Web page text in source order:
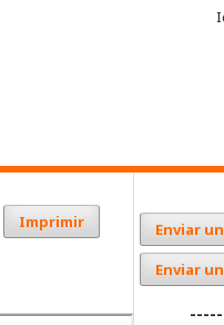
Imprimir
Enviar
Enviar